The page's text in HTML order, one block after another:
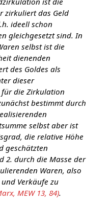
zirkuliert das Geld
ideell schon
gleichgesetzt sind. In
selbst ist die
dienenden
des Goldes als
dieser
für die Zirkulation
bestimmt durch
selbst aber ist
die relative Höhe
geschätzten
2. durch die Masse der
Waren, also
Verkäufe zu
MEW 13, 84).